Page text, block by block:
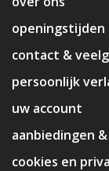
openingstijden
contact &
persoonlijk
uw account
aanbiedingen
cookies en